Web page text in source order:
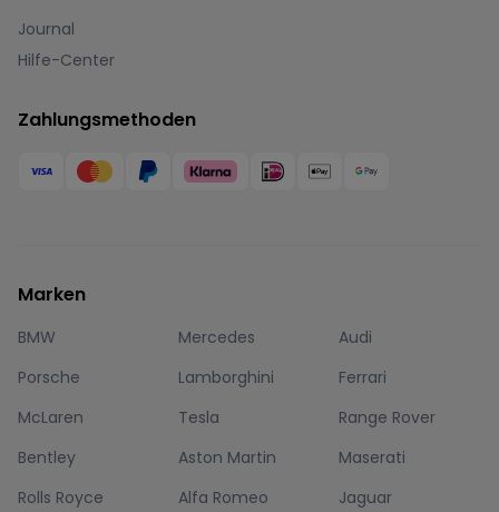
Journal
Hilfe-Center
Zahlungsmethoden
Marken
BMW Mercedes
Audi
Porsche
Lamborghini
Ferrari
McLaren
Tesla
Range Rover
Bentley
Aston Martin
Maserati
Rolls Royce
Alfa Romeo
Jaguar